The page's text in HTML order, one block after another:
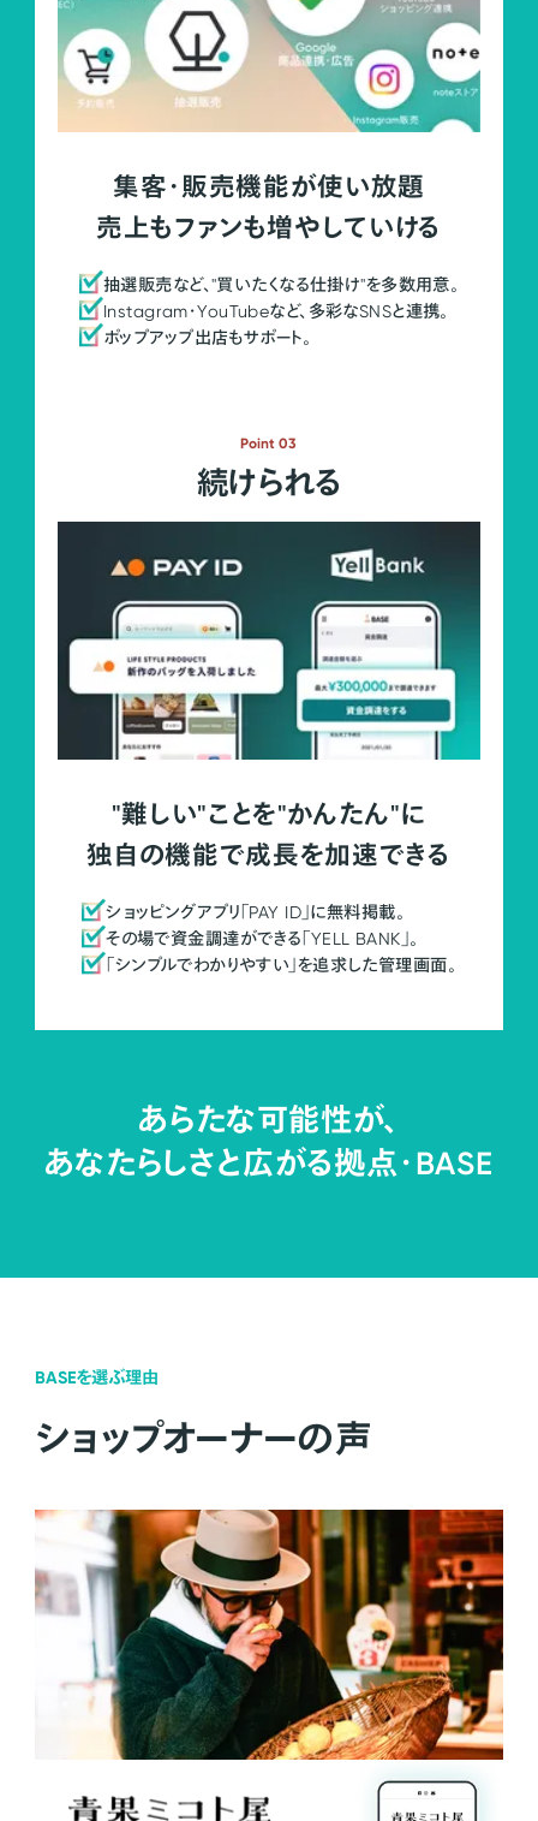
集客・販売機能が使い放題
売上もファンも増やしていける
抽選販売など、"買いたくなる仕掛け"を多数用意。
Instagram・YouTubeなど、多彩なSNSと連携。
ポップアップ出店もサポート。
Point 03
続けられる
"難しい"ことを"かんたん"に
独自の機能で成長を加速できる
ショッピングアプリ「PAY ID」に無料掲載。
その場で資金調達ができる「YELL BANK」。
「シンプルでわかりやすい」を追求した管理画面。
あらたな可能性が、
あなたらしさと広がる拠点・BASE
BASEを選ぶ理由
ショップオーナーの声